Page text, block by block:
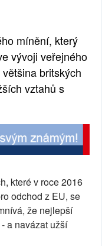
mínění, který
vývoji veřejného
britských
vztahů s
které v roce 2016
odchod z EU, se
že nejlepší
a navázat užší